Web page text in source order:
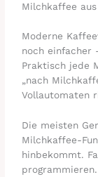
Milchkaffee
Moderne
noch einfacher
Praktisch jede
„nach
Vollautomaten
Die meisten
Milchkaffee-
hinbekommt.